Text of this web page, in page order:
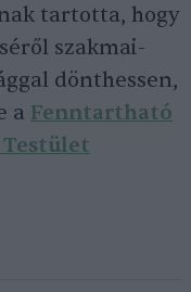
tartotta, hogy
szakmai-
dönthessen,
a Fenntartható